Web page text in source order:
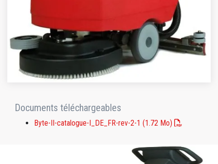
Documents téléchargeables
Byte-II-catalogue-I_DE_FR-rev-2-1 (1.72 Mo)